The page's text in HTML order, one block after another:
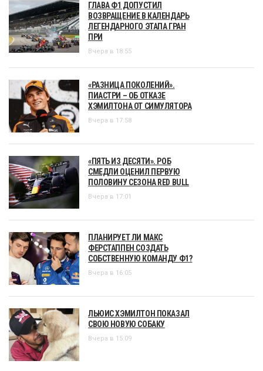
ГЛАВА Ф1 ДОПУСТИЛ
ВОЗВРАЩЕНИЕ В КАЛЕНДАРЬ
ЛЕГЕНДАРНОГО ЭТАПА ГРАН
ПРИ
Вчера в 18:55
«РАЗНИЦА ПОКОЛЕНИЙ».
ПИАСТРИ – ОБ ОТКАЗЕ
ХЭМИЛТОНА ОТ СИМУЛЯТОРА
Вчера в 17:58
«ПЯТЬ ИЗ ДЕСЯТИ». РОБ
СМЕДЛИ ОЦЕНИЛ ПЕРВУЮ
ПОЛОВИНУ СЕЗОНА RED BULL
Вчера в 17:01
ПЛАНИРУЕТ ЛИ МАКС
ФЕРСТАППЕН СОЗДАТЬ
СОБСТВЕННУЮ КОМАНДУ Ф1?
Вчера в 16:05
ЛЬЮИС ХЭМИЛТОН ПОКАЗАЛ
СВОЮ НОВУЮ СОБАКУ
Вчера в 15:09